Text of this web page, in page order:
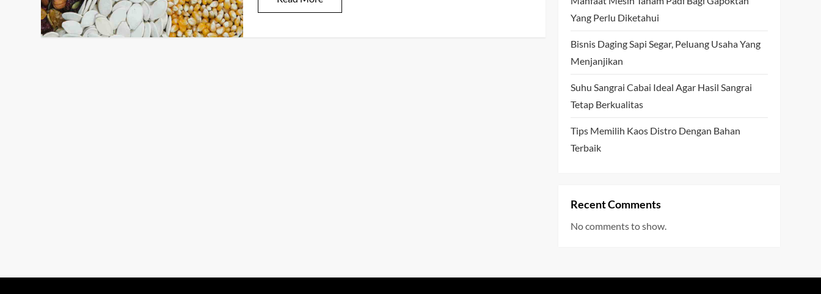
Yang Perlu Diketahui
Bisnis Daging Sapi Segar, Peluang Usaha Yang
Menjanjikan
Suhu Sangrai Cabai Ideal Agar Hasil Sangrai
Tetap Berkualitas
Tips Memilih Kaos Distro Dengan Bahan
Terbaik
Recent Comments
No comments to show.